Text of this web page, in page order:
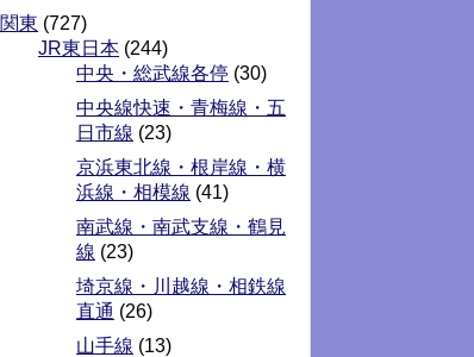
関東 (727)
JR東日本 (244)
中央・総武線各停 (30)
中央線快速・青梅線・五
日市線 (23)
京浜東北線・根岸線・横
浜線・相模線 (41)
南武線・南武支線・鶴見
線 (23)
埼京線・川越線・相鉄線
直通 (26)
山手線 (13)